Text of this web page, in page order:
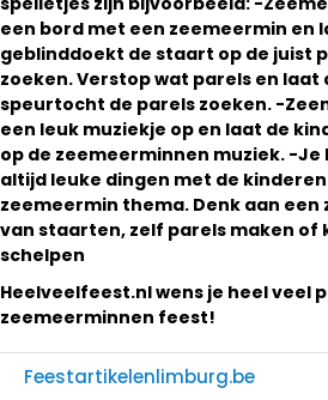
een bord met een zeemeermin en
geblinddoekt de staart op de juist
zoeken. Verstop wat parels en laat
speurtocht de parels zoeken. -
een leuk muziekje op en laat de
op de zeemeerminnen muziek. -
altijd leuke dingen met de
zeemeermin thema. Denk aan
van staarten, zelf parels maken of
schelpen
Heelveelfeest.nl wens je heel veel
zeemeerminnen feest!
Feestartikelenlimburg.be